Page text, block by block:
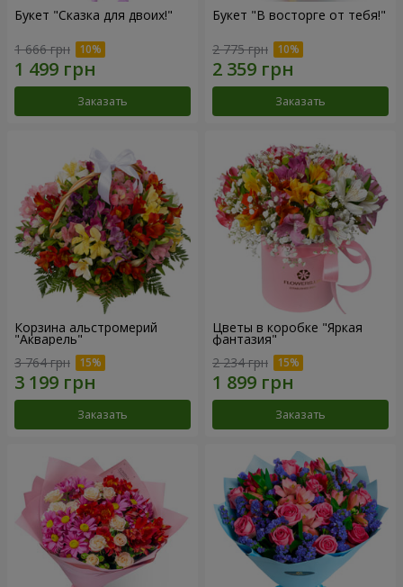
Букет "Сказка для двоих!"
1 666 грн
Заказать
Букет "В восторге от тебя!"
2 775 грн
Заказать
Корзина альстромерий
"Акварель"
3 764 грн
Заказать
Цветы в коробке "Яркая
фантазия"
2 234 грн
Заказать